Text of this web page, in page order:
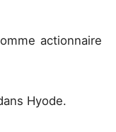
actionnaire
Hyode.